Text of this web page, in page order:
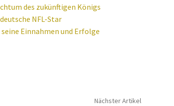
des zukünftigen Königs
NFL-Star
Einnahmen und Erfolge
Nächster Artikel